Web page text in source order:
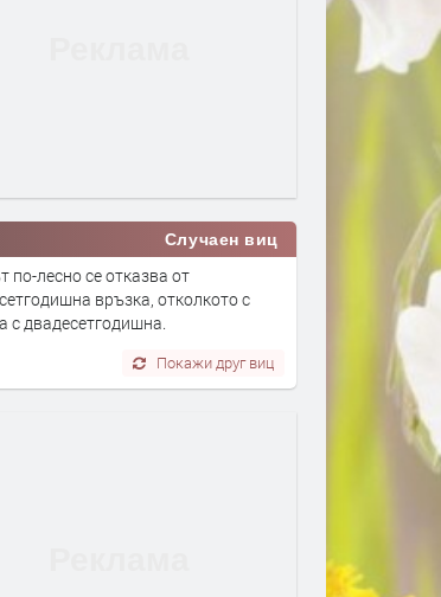
Случаен виц
лесно се отказва от
връзка, отколкото с
с двадесетгодишна.
Покажи друг виц